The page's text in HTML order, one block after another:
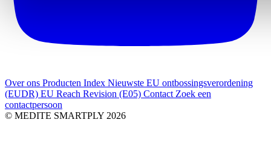
Over ons Producten Index Nieuwste EU ontbossingsverordening
(EUDR) EU Reach Revision (E05) Contact Zoek een
contactpersoon
© MEDITE SMARTPLY 2026